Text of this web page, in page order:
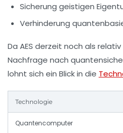
Sicherung geistigen
Verhinderung
Da AES derzeit noch als
Nachfrage nach
lohnt sich ein Blick in die
Technologie
Quantencomputer